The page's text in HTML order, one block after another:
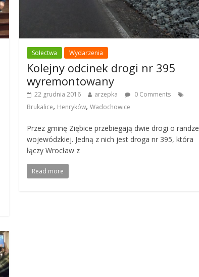
Sołectwa Wydarzenia
Kolejny odcinek drogi nr 395
wyremontowany
22 grudnia 2016 arzepka
0 Comments
Brukalice, Henryków,Wadochowice
Przez gminę Ziębice przebiegają dwie drogi o randze
wojewódzkiej. Jedną z nich jest droga nr 395, która
łączy Wrocław z
Read more